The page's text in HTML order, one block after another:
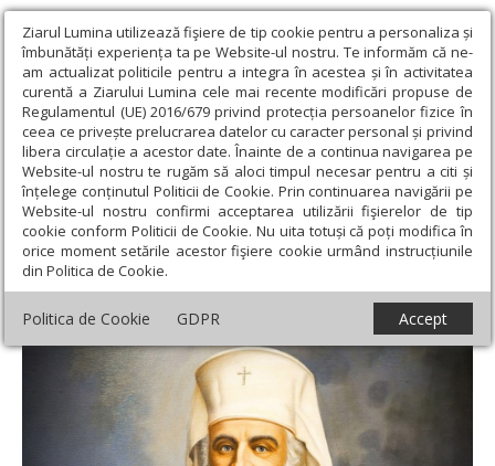
Ziarul Lumina utilizează fişiere de tip cookie pentru a personaliza și
îmbunătăți experiența ta pe Website-ul nostru. Te informăm că ne-
am actualizat politicile pentru a integra în acestea și în activitatea
curentă a Ziarului Lumina cele mai recente modificări propuse de
Regulamentul (UE) 2016/679 privind protecția persoanelor fizice în
ceea ce privește prelucrarea datelor cu caracter personal și privind
libera circulație a acestor date. Înainte de a continua navigarea pe
Website-ul nostru te rugăm să aloci timpul necesar pentru a citi și
înțelege conținutul Politicii de Cookie. Prin continuarea navigării pe
Website-ul nostru confirmi acceptarea utilizării fişierelor de tip
cookie conform Politicii de Cookie. Nu uita totuși că poți modifica în
orice moment setările acestor fişiere cookie urmând instrucțiunile
din Politica de Cookie.
Politica de Cookie GDPR Accept
Ziarul Lumina › Actualitate religioasă › An omagial › File din
istoria Școlii de cântăreți bisericești de pe lângă Patriarhie (1925-
1947)
File din istoria Școlii de cântăreți bisericești
de pe lângă Patriarhie (1925-1947)